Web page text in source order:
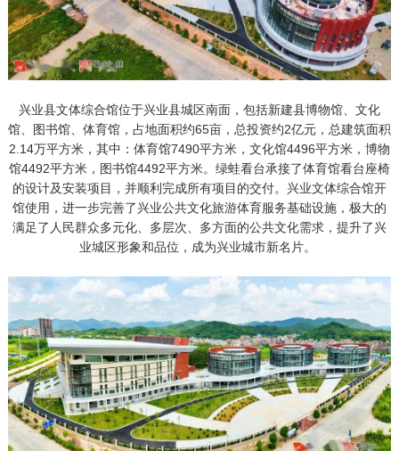
兴业县文体综合馆位于兴业县城区南面，包括新建县博物馆、文化
馆、图书馆、体育馆，占地面积约65亩，总投资约2亿元，总建筑面积
2.14万平方米，其中：体育馆7490平方米，文化馆4496平方米，博物
馆4492平方米，图书馆4492平方米。绿蛙看台承接了体育馆看台座椅
的设计及安装项目，并顺利完成所有项目的交付。兴业文体综合馆开
馆使用，进一步完善了兴业公共文化旅游体育服务基础设施，极大的
满足了人民群众多元化、多层次、多方面的公共文化需求，提升了兴
业城区形象和品位，成为兴业城市新名片。